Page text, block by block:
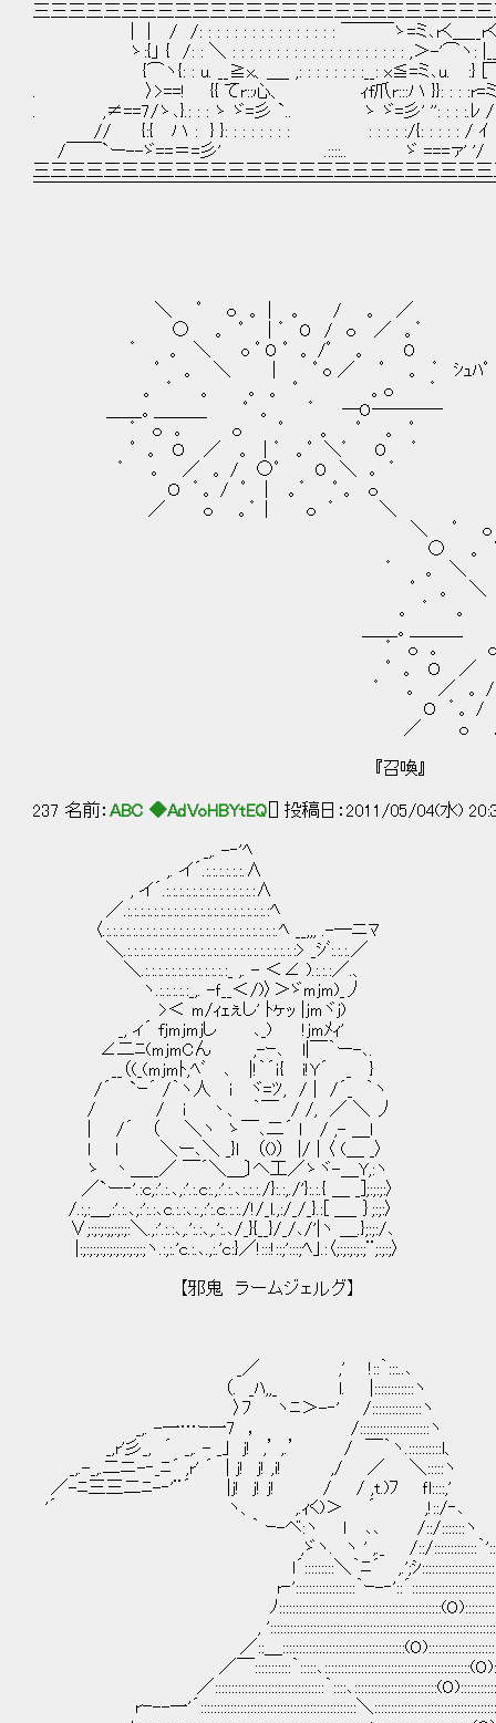
三三三三三三三三三三三三三三三三三三三三三三三三三
| | / /: : : : : : : : : : : : : : : : ￣￣￣ゝ=ミ､rく＿__rく
ゝ:{」 { /: : ＼ : : : : : : : : : : : : : : : : : : : : ,＞-'⌒ヽ: |__}
{⌒ヽ{: : u. __≧x、＿_ ,: : : : : : : :__: x≦=ミ､u.
. 〉>==! {{ てr::心、 ｨf爪r:::ハ }}: : : :r=ミ
. ,≠==7/ゝ､}.: : : ゝ ゞ=彡 `.. ゝ ゞ=彡' '': : :
// {:{ ハ : } }: : : : : : : : : : : : :/{: : : : : / ｲ
/￣￣`ー--ゞ==＝=彡' .::::.. ゞ ===ァ' '/ /
三三三三三三三三三三三三三三三三三三三三三三三三三
＼ ﾟ ｏ 。｜ 。 / 。 ／
○ 。 ﾟ ｜゜ O / ｏ ／ 。゜
゜ 。 ＼ o ﾟ O ﾟ 。 /ﾟ 。 O
ﾟ 。 ＼ | ﾟ o ／ ﾟ 。 ゜ ｼｭﾊﾟ
。 ゜ 。 ｡ 。 ﾟ 。ｏ ゜
＿＿。＿＿＿ ﾟ 。 ゜ ―O――――
゜ ｏ ｡ ｏ ﾟ 。 ﾟ 。 ﾟ
ﾟ 。 Ｏ ／ 。 ｜゜ 。ﾟ ＼゜ O ゜
゜ ｡ ／ 。 / ○ﾟ O ＼ ｡ ゜
Ｏ ゜。 / ﾟ ｜ 。゜ ﾟ 。 ｏ
／ ｏ 。゜ | ｏ ゜ ＼
＼ ﾟ ｏ 。｜ 。
○ 。 ﾟ ｜゜ O / ｏ
゜ 。 ＼ o ﾟ O ﾟ 。
ﾟ 。 ＼ | ﾟ o ／
。 ゜ 。 ｡ 。 ﾟ
＿＿。＿＿＿ ﾟ 。 ゜
゜ ｏ ｡ ｏ ﾟ 。
ﾟ 。 Ｏ ／ 。 ｜゜ 。ﾟ
゜ ｡ ／ 。 / ○ﾟ O
Ｏ ゜。 / ﾟ ｜ 。゜
／ ｏ 。゜ | ｏ
『召喚』
237 名前： ABC ◆AdVoHBYtEQ [] 投稿日：2011/05/04(水)
_,. -‐'ﾍ
,. イ´.:.:.:.:.:.:.∧
, イ´.:.:.:.:.:.:.:.:.:.:.:.:.:.:∧
／.:.:.:.:.:.:.:.:.:.:.:.:.:.:.:.:.:.:.:.:.:.:ﾍ
〈.:.:.:.:.:.:.:.:.:.:.:.:.:.:.:.:.:.:.:.:.:.:.:.:.:.:.ﾍ __,,, .-─ニﾏ
＼.:.:.:.:.:.:.:.:.:.:.:.:.:.:.:.:.:.:.:.:.:.:.:.:.:.:> _ｼﾞ:.:.:.／
＼.:.:.:.:.:.:.:.:.:.:.:.:.:_ ,. - ＜∠ ).:.:.:／.、
ヽ.:.:.:.:.:_,. -ｆ__＜/)〉＞ゞmjm)_丿
>＜ m/ｨｪぇし' ﾄヶｯ |jmヾj)
_, ィ´ fjmjmjし ､_) !jmﾒｨ'
∠二ﾆ(mｊmCん ,-ｰ､ l|￣｀ー-､. 俺、この
__（(_(mjmﾄ,ﾍﾞ ､ |!｀´ｉ{ i!Y´ _ }
/´ `ｰ´ /｀ヽ人 i ヾ=ﾂ, / | /´_ ｀ヽ
/ / i 丶、 ｀￣ / /, ／ ＼ 丿
| /´ （ ＼ヽ ゝ￣､二´ l / ,- ＿l
l l ＼ー､＼ _}l （()） |/ | 〈 (＿ _〉
ゝ 丶＿__／ ￣´＼＿〕ヘ工／ゝヾ-＿Y,:ヽ
／`ー‐'.:c,:'.:.､,:'.:.c:.,:'.:.､:.:.:./}:.:,./'}:.:.{ ＿ _];:;:;:〉
/.:,:＿,:'.:.､,:':.:､c.:.:､:.,:':.c.:.:./!/_l.,:/_/_}.:[ ＿_ ｝;:;:〉
∨;:;:;:;;:;:;:＼.,:'.:.:､,.':.:､,.':.､/_}{__}/_/､/'|ヽ ＿.};:;:/､
|:;:;:;:;:;:;:;:;:;:;ヽ.:,:.'c.:.､.,:.'c:}／!:::!::;':::;ﾍ｣.:〈;:;:;:;:;¨;:;:;〉
【邪鬼 ラームジェルグ】
_／ ,' !::｀:::..､
（. _ﾊ,,_ l. |::::::::::::ヽ
〉ﾌ ヽﾆ＞-‐' /:::::::::::::::ヽ
_,. -一…ｰ一7 ， /:::::::::::::::::::::ヽ
_,r'彡_, ´ _,. - _｣ j! ,’ ,.’ / ￣｀ヽ.::::::::::l、
_,.-_,.二ニ-‐_ﾆ´ ,r' ´ | j! j! ,i! ,/ ／ ＼:::::ヽ
／-ﾆ三三二ﾆ-‐'¨´ |j! j! j! / / ,t.)ﾌ ｆl::::,'
'´ ヽ、 ,.ｨく)＞ ´ ,!::/‐､ 狂神
｀ ｰ-ベ:ヽ ｌ ､､ /::/:::::::ヽ
,ゞヽ. ヽ ' ,._ /::/:::::::::::::｀
l´:::::::::＼｀ﾆ´ ,.';ｼ:::::::::::::::::::::::::
r‐'::::::::::::::::::｀ｰ-
ﾉ
,
／::＿
／￣:::::::::::｀:::::､::::::::::::::::::::::::::::::::::::::::::::(O)::
／:::::::::::::::::::::::::::::::::｀::::､
rｰ--一'´:::::::::::::::::::::::::::::::::::::::::::::::＼